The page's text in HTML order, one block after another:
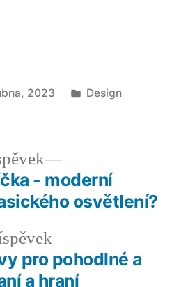
2023
Publikováno
Design
Předchozí
příspěvek:
pro pohodlné a
a hraní
Následující
příspěvek:
- moderní
osvětlení?